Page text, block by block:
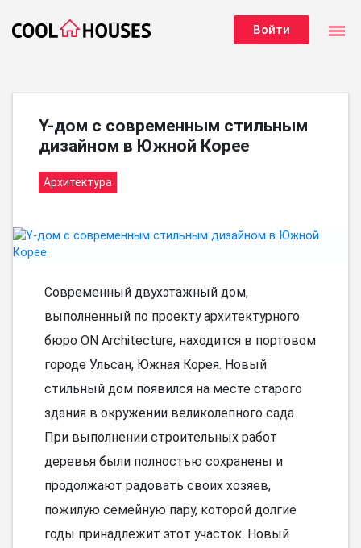
Войти dehaze
Y-дом с современным стильным
дизайном в Южной Корее
Архитектура
Современный двухэтажный дом,
выполненный по проекту архитектурного
бюро ON Architecture, находится в портовом
городе Ульсан, Южная Корея. Новый
стильный дом появился на месте старого
здания в окружении великолепного сада.
При выполнении строительных работ
деревья были полностью сохранены и
продолжают радовать своих хозяев,
пожилую семейную пару, которой долгие
годы принадлежит этот участок. Новый